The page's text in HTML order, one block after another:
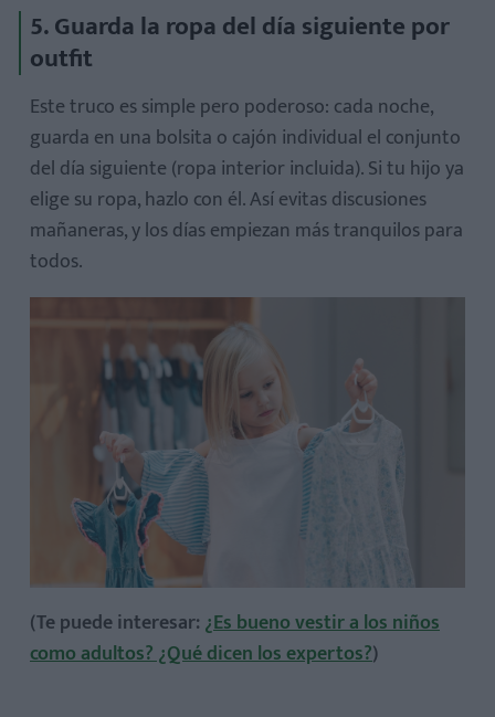
5. Guarda la ropa del día siguiente por
outfit
Este truco es simple pero poderoso: cada noche,
guarda en una bolsita o cajón individual el conjunto
del día siguiente (ropa interior incluida). Si tu hijo ya
elige su ropa, hazlo con él. Así evitas discusiones
mañaneras, y los días empiezan más tranquilos para
todos.
(Te puede interesar: ¿Es bueno vestir a los niños
como adultos? ¿Qué dicen los expertos?)